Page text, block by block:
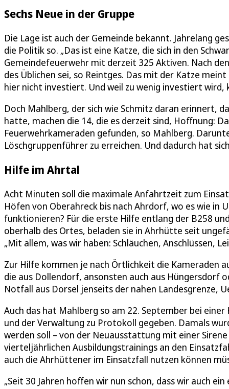
Sechs Neue in der Gruppe
Die Lage ist auch der Gemeinde bekannt. Jahrelang
die Politik so. „Das ist eine Katze, die sich in den
Gemeindefeuerwehr mit derzeit 325 Aktiven. Nach
des Üblichen sei, so Reintges. Das mit der Katze
hier nicht investiert. Und weil zu wenig investiert
Doch Mahlberg, der sich wie Schmitz daran erinnert,
hatte, machen die 14, die es derzeit sind, Hoffnung:
Feuerwehrkameraden gefunden, so Mahlberg.
Löschgruppenführer zu erreichen. Und dadurch hat
Hilfe im Ahrtal
Acht Minuten soll die maximale Anfahrtzeit zum
Höfen von Oberahreck bis nach Ahrdorf, wo es wie in
funktionieren? Für die erste Hilfe entlang der B258
oberhalb des Ortes, beladen sie in Ahrhütte seit
„Mit allem, was wir haben: Schläuchen, Anschlüssen,
Zur Hilfe kommen je nach Örtlichkeit die Kameraden
die aus Dollendorf, ansonsten auch aus Hüngersdorf
Notfall aus Dorsel jenseits der nahen Landesgrenze,
Auch das hat Mahlberg so am 22. September bei
und der Verwaltung zu Protokoll gegeben. Damals
werden soll – von der Neuausstattung mit einer
vierteljährlichen Ausbildungstrainings an den
auch die Ahrhüttener im Einsatzfall nutzen können
„Seit 30 Jahren hoffen wir nun schon, dass wir auch